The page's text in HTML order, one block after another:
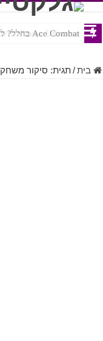
Ace Combat בחלל? לא, יותר מזה. ביקורת המשחק Chorus
Steven Universe והשירים שתורגמו בצורה נוראית לעברית
בית/תגית: סיקור משחק